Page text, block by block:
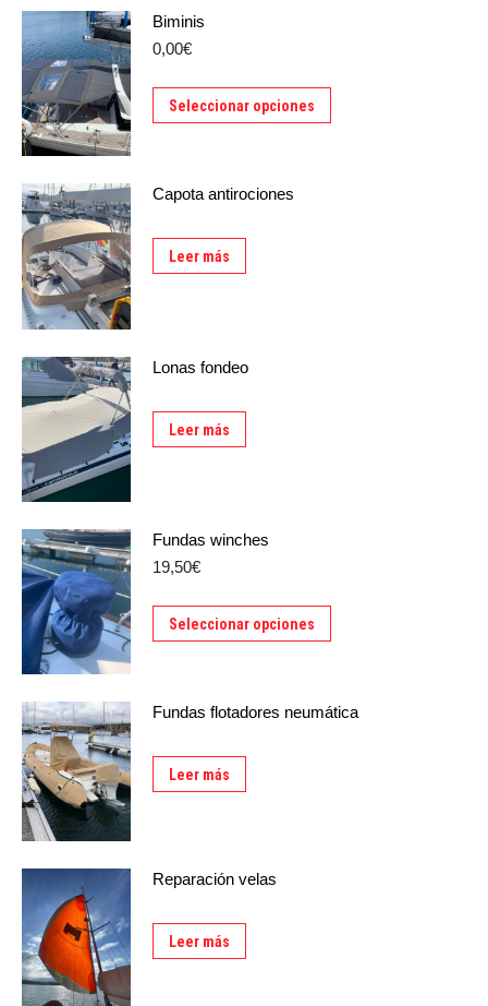
Biminis
0,00€
Seleccionar opciones
Capota antirociones
Leer más
Lonas fondeo
Leer más
Fundas winches
19,50€
Seleccionar opciones
Fundas flotadores neumática
Leer más
Reparación velas
Leer más